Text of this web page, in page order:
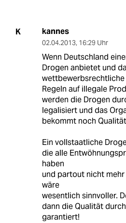
K kannes
02.04.2013, 16:29 Uhr
Wenn Deutschland
Drogen anbietet und
wettbewerbsrechtliche
Regeln auf illegale
werden die Drogen
legalisiert und das
bekommt noch
Ein vollstaatliche
die alle
haben
und partout nicht
wäre
wesentlich sinnvoller.
dann die Qualität
garantiert!